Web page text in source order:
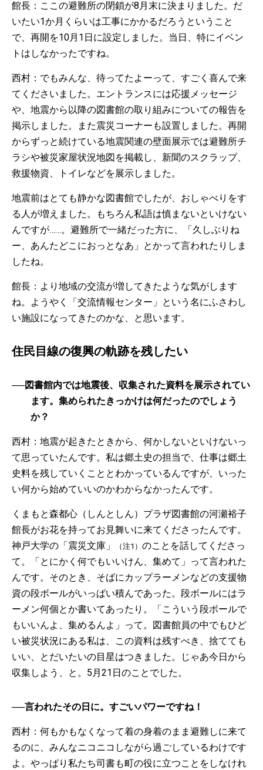
館長：ここの避難所の閉鎖が8月末に決まりました。だ
いたい1か月くらいは工事にかかるだろうということ
で、再開を10月1日に設定しました。当日、特にイベン
トはしなかったですね。
西村：でもみんな、待ってたよーって、すごく喜んで来
てくださいました。エントランスには応援メッセージ
や、地震から以降の図書館の取り組みについての報告を
掲示しました。また震災コーナーも設置しました。再開
からずっと続けている地震関連の壁面展示では避難所チ
ラシや被災家屋状況地図を掲載し、新聞のスクラップ、
救援物資、トイレなどを展示しました。
地震前はとても静かな図書館でしたが、おしゃべりをす
る人が増えました。もちろん私語は慎まないといけない
んですが……。避難所で一緒だった方に、「久しぶりね
ー、あんたどこにおっとなあ」とかって言われたりしま
したね。
館長：より地域の交流が増してきたような気がします
ね。ようやく「交流情報センター」という名にふさわし
い施設になってきたのかな、と思います。
住民目線の復興の軌跡を残したい
──図書館内では地震後、収集された資料を展示されてい
ます。集められたきっかけは何だったのでしょう
か？
西村：地震が起きたときから、何かしないといけないっ
て思っていたんです。私は郷土史の担当で、仕事は郷土
史料を残していくこととわかっているんですが、いった
い何から始めていいのかわからなかったんです。
くまもと森都心（しんとしん）プラザ図書館の河瀬裕子
館長がお花を持ってお見舞いに来てくださったんです。
神戸大学の「震災文庫」
（注1） のことを話してくださっ
て。「とにかく何でもいいけん、集めて」って言われた
んです。そのとき、そばにカップラーメンなどの支援物
資の段ボールがいっぱい積んであった。段ボールにはラ
ーメン何個とか書いてあったり。「こういう段ボールで
もいいんよ、集めるんよ」って。図書館員の中でもひど
い被災状況にある私は、この資料は残すべき、捨てても
いい、とだいたいの目星はつきました。じゃあ今日から
収集しよう、と。5月21日のことでした。
──言われたその日に。すごいパワーですね！
西村：何もかもなくなって着の身着のまま避難しに来て
るのに、みんなニコニコしながら過ごしているわけです
よ。やっぱり私たち司書も町の役に立つことをしなけれ